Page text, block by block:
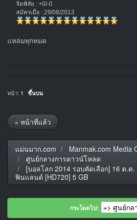
จิตพิสัย : +0/-0
สมัครเมื่อ : 29/08/2013
แหล่มทุกหมด
หน้า: 1 ขึ้นบน
« หน้าที่แล้ว
แม่นมาก.com
Manmak.com Media
ศูนย์กลางการดาวน์โหลด
[บอลโลก 2014 รอบคัดเลือก] 16 ต.ค.
ฟินแลนด์ [HD720] 5 GB
กระโดดไป: